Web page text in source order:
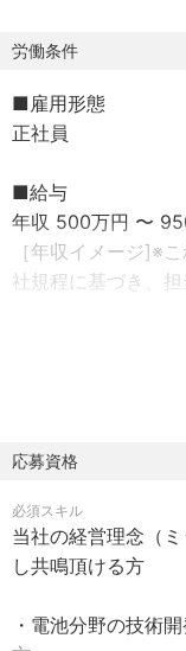
●募集背景
かつ、当社のリチ
優先に高性能な電
・今後も新規市場
電池業界の進化を
きるスキルと熱意
・開発戦略の策定
ただきます。
●具体的な仕事内容
・DC向け顧客対応
門として顧客要求
術説明を対応いただ
・開発戦略の策定
労働条件
■雇用形態
正社員
■給与
年収 500万円 〜
［年収イメージ]※
社規程に基づき、
■勤務時間
8時30分から17時
※フレックスタイム
【勤務形態】
海外出張あり：当
応募資格
必須スキル
当社の経営理念（
し共鳴頂ける方
・電池分野の技術